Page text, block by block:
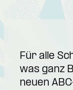
Für alle
was ganz
neuen